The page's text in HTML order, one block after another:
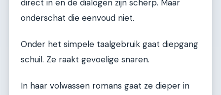
direct in en de dialogen zijn scherp. Maar
onderschat die eenvoud niet.
Onder het simpele taalgebruik gaat diepgang
schuil. Ze raakt gevoelige snaren.
In haar volwassen romans gaat ze dieper in